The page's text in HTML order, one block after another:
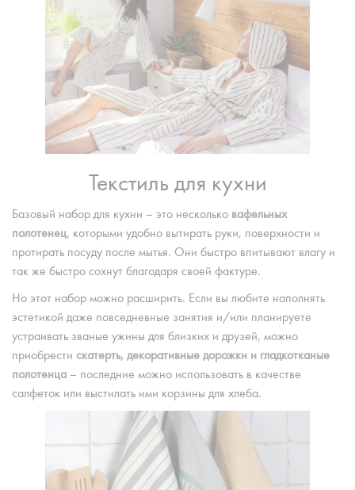
Текстиль для кухни
Базовый набор для кухни – это несколько вафельных
полотенец, которыми удобно вытирать руки, поверхности и
протирать посуду после мытья. Они быстро впитывают влагу и
так же быстро сохнут благодаря своей фактуре.
Но этот набор можно расширить. Если вы любите наполнять
эстетикой даже повседневные занятия и/или планируете
устраивать званые ужины для близких и друзей, можно
приобрести скатерть, декоративные дорожки и гладкотканые
полотенца – последние можно использовать в качестве
салфеток или выстилать ими корзины для хлеба.